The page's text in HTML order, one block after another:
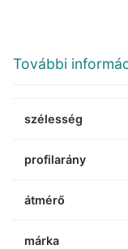
További
szélesség
profilarány
átmérő
márka